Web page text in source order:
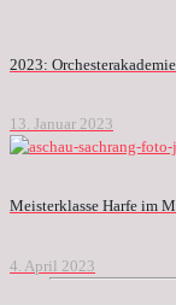
2023:
13. Januar 2023
Meisterklasse Harfe im
4. April 2023